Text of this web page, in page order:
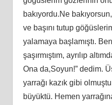
bakıyordu.Ne
ve başını tutup
yalamaya başlamıştı.
şaşırmıştım, ayrılıp
Ona da,Soyun!” dedim.
yarrağı kazık gibi
büyüktü. Hemen